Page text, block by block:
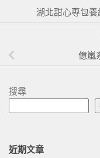
湖北甜心專包養
億嵐
搜尋
近期文章